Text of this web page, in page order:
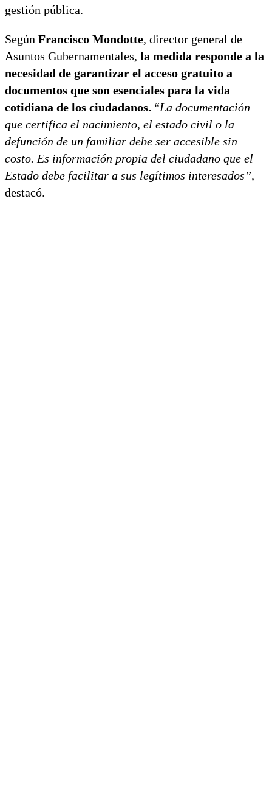
gestión pública.
Según Francisco Mondotte, director general de
Asuntos Gubernamentales, la medida responde a la
necesidad de garantizar el acceso gratuito a
documentos que son esenciales para la vida
cotidiana de los ciudadanos. “La documentación
que certifica el nacimiento, el estado civil o la
defunción de un familiar debe ser accesible sin
costo. Es información propia del ciudadano que el
Estado debe facilitar a sus legítimos interesados”,
destacó.